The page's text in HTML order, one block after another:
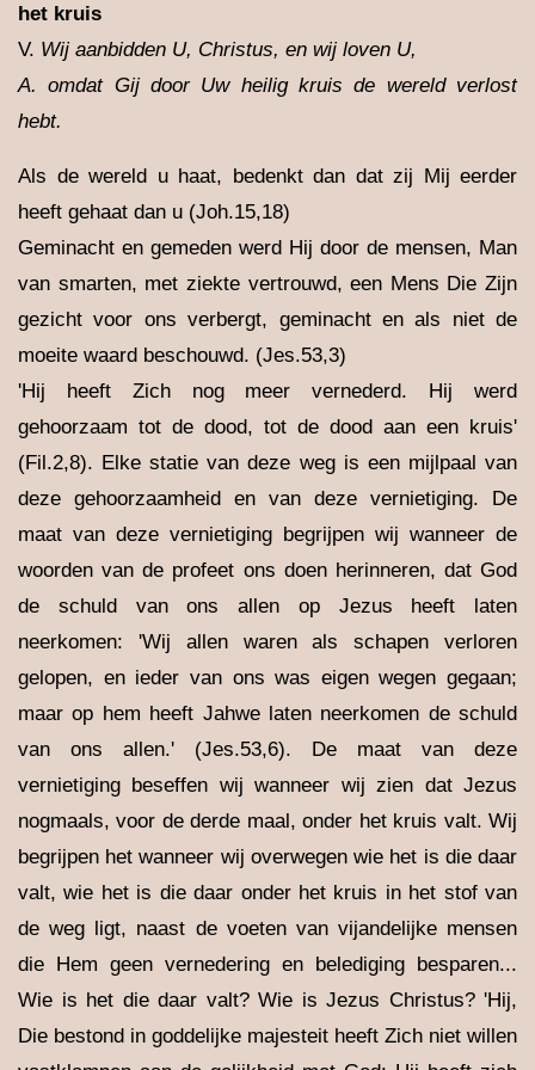
het kruis
V. Wij aanbidden U, Christus, en wij loven U,
A.omdat Gij door Uw heilig kruis de wereld verlost
hebt.
Als de wereld u haat, bedenkt dan dat zij Mij eerder
heeft gehaat dan u (Joh.15,18)
Geminacht en gemeden werd Hij door de mensen, Man
van smarten, met ziekte vertrouwd, een Mens Die Zijn
gezicht voor ons verbergt, geminacht en als niet de
moeite waard beschouwd. (Jes.53,3)
'Hij heeft Zich nog meer vernederd. Hij werd
gehoorzaam tot de dood, tot de dood aan een kruis'
(Fil.2,8). Elke statie van deze weg is een mijlpaal van
deze gehoorzaamheid en van deze vernietiging. De
maat van deze vernietiging begrijpen wij wanneer de
woorden van de profeet ons doen herinneren, dat God
de schuld van ons allen op Jezus heeft laten
neerkomen: 'Wij allen waren als schapen verloren
gelopen, en ieder van ons was eigen wegen gegaan;
maar op hem heeft Jahwe laten neerkomen de schuld
van ons allen.' (Jes.53,6). De maat van deze
vernietiging beseffen wij wanneer wij zien dat Jezus
nogmaals, voor de derde maal, onder het kruis valt. Wij
begrijpen het wanneer wij overwegen wie het is die daar
valt, wie het is die daar onder het kruis in het stof van
de weg ligt, naast de voeten van vijandelijke mensen
die Hem geen vernedering en belediging besparen...
Wie is het die daar valt? Wie is Jezus Christus? 'Hij,
Die bestond in goddelijke majesteit heeft Zich niet willen